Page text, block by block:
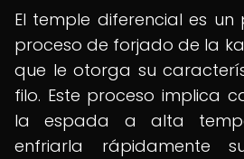
El temple diferencial es
proceso de forjado de la
que le otorga su
filo. Este proceso implica
la espada a alta
enfriarla rápidamente